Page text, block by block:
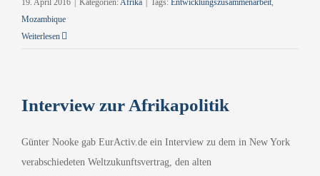
19. April 2016 Kategorien:Afrika Tags: Entwicklungszusammenarbeit,
Mozambique
Weiterlesen
Interview zur Afrikapolitik
Günter Nooke gab EurActiv.de ein Interview zu dem in New York
verabschiedeten Weltzukunftsvertrag, den alten